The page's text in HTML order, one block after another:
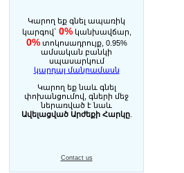
Կարող եք գնել ապառիկ
կարգով` 0%կանխավճար,
0%տոկոսադրույք, 0.95%
ամսական բանկի
սպասարկում
կարդալ մանրամասն
Կարող եք նաև գնել
փոխանցումով, գների մեջ
ներառված է նաև
Ավելացված Արժեքի Հարկը.
Contact us